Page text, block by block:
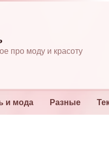
про моду и красоту
и мода Разные